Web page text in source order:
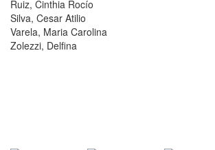
Ruiz, Cinthia Rocío
Silva, Cesar Atilio
Varela, Maria Carolina
Zolezzi, Delfina